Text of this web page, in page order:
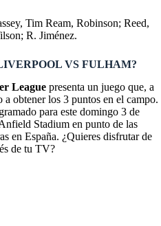
Tim Ream, Robinson; Reed,
R. Jiménez.
VS FULHAM?
League presenta un juego que, a
obtener los 3 puntos en el campo.
para este domingo 3 de
Stadium en punto de las
en España. ¿Quieres disfrutar de
de tu TV?